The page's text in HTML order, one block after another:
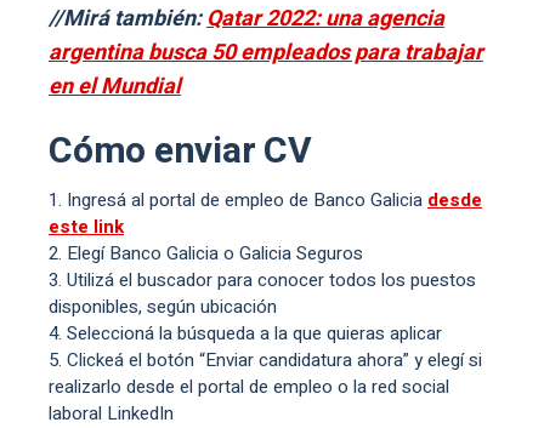
//Mirá también:Qatar 2022: una agencia
argentina busca 50 empleados para trabajar
en el Mundial
Cómo enviar CV
Ingresá al portal de empleo de Banco Galicia desde
este link
Elegí Banco Galicia o Galicia Seguros
Utilizá el buscador para conocer todos los puestos
disponibles, según ubicación
Seleccioná la búsqueda a la que quieras aplicar
Clickeá el botón “Enviar candidatura ahora” y elegí si
realizarlo desde el portal de empleo o la red social
laboral LinkedIn